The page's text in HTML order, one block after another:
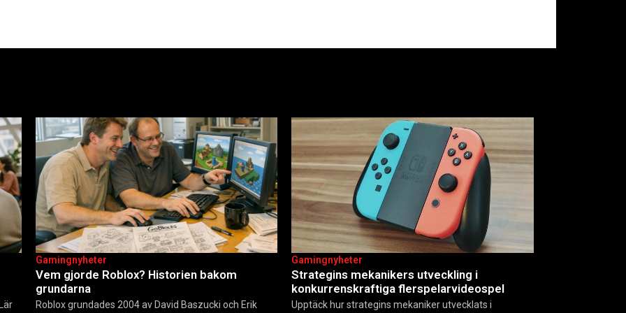
Vem gjorde Roblox? Historien bakom
grundarna
Gamingnyheter
Roblox grundades 2004 av David Baszucki och Erik
Strategins mekanikers utveckling i
konkurrenskraftiga flerspelarvideospel
Gamingnyheter
Upptäck hur strategins mekaniker utvecklats i